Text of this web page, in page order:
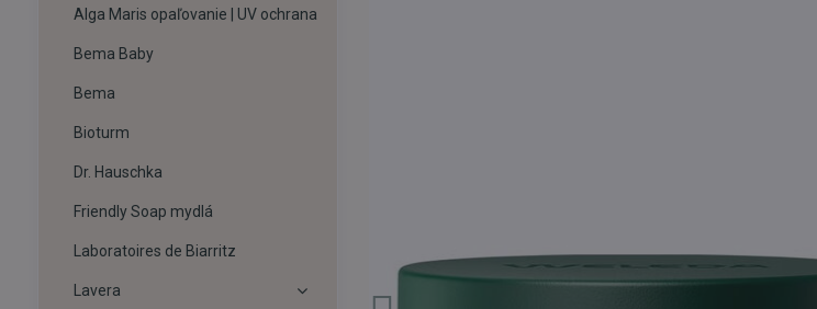
Alga Maris opaľovanie | UV ochrana
Bema Baby
Bema
Bioturm
Dr. Hauschka
Friendly Soap mydlá
Laboratoires de Biarritz
Lavera